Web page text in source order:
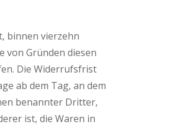
binnen vierzehn
von Gründen diesen
Die Widerrufsfrist
ab dem Tag, an dem
benannter Dritter,
ist, die Waren in